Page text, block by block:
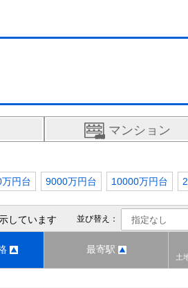
マンション
円台 9000万円台 10000万円台
ています 並び替え：
最寄駅
土